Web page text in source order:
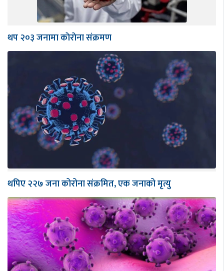
थप २०३ जनामा काेराेना संक्रमण
थपिए २२७ जना कोरोना संक्रमित, एक जनाको मृत्यु